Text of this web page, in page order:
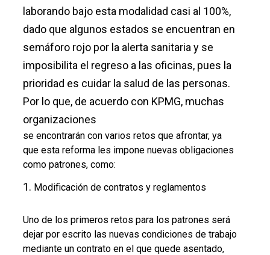
laborando bajo esta modalidad casi al 100%,
dado que algunos estados se encuentran en
semáforo rojo por la alerta sanitaria y se
imposibilita el regreso a las oficinas, pues la
prioridad es cuidar la salud de las personas.
Por lo que, de acuerdo con KPMG, muchas
organizaciones
se encontrarán con varios retos que afrontar, ya
que esta reforma les impone nuevas obligaciones
como patrones, como:
Modificación de contratos y reglamentos
Uno de los primeros retos para los patrones será
dejar por escrito las nuevas condiciones de trabajo
mediante un contrato en el que quede asentado,